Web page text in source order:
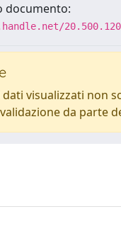
documento:
visualizzati non
da parte